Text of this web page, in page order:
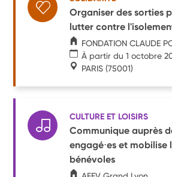
Organiser des sorties
lutter contre
FONDATION CLAUDE
À partir du 1 octobre
PARIS (75001)
CULTURE ET LOISIRS
Communique auprès
engagé⋅es et mobilise
bénévoles